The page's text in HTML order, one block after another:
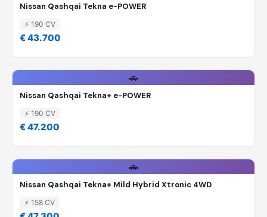
Nissan Qashqai Tekna e-POWER
⚡ 190 CV
€ 43.700
🚗
Nissan Qashqai Tekna+ e-POWER
⚡ 190 CV
€ 47.200
🚗
Nissan Qashqai Tekna+ Mild Hybrid Xtronic 4WD
⚡ 158 CV